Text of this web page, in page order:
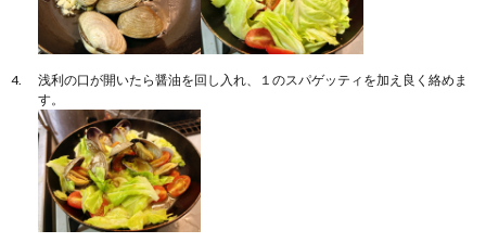
浅利の口が開いたら醤油を回し入れ、１のスパゲッティを加え良く絡めま
す。